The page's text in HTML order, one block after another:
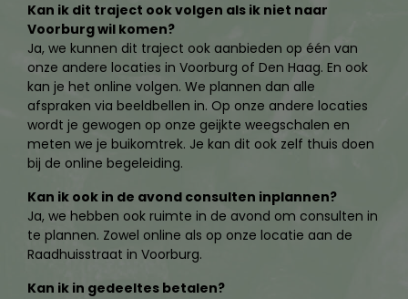
Kan ik dit traject ook volgen als ik niet naar
Voorburg wil komen?
Ja, we kunnen dit traject ook aanbieden op één van
onze andere locaties in Voorburg of Den Haag. En ook
kan je het online volgen. We plannen dan alle
afspraken via beeldbellen in. Op onze andere locaties
wordt je gewogen op onze geijkte weegschalen en
meten we je buikomtrek. Je kan dit ook zelf thuis doen
bij de online begeleiding.
Kan ik ook in de avond consulten inplannen?
Ja, we hebben ook ruimte in de avond om consulten in
te plannen. Zowel online als op onze locatie aan de
Raadhuisstraat in Voorburg.
Kan ik in gedeeltes betalen?